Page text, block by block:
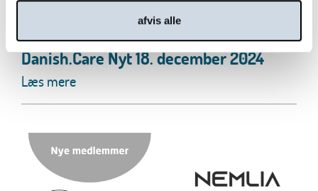
afvis alle
Danish.Care Nyt 18. december 2024
Læs mere